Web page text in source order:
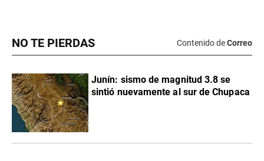
NO TE PIERDAS Contenido deCorreo
Junín: sismo de magnitud 3.8 se
sintió nuevamente al sur de Chupaca